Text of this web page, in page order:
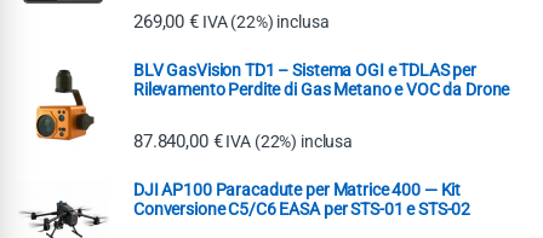
269,00€ IVA (22%) inclusa
BLV GasVision TD1 – Sistema OGI e TDLAS per
Rilevamento Perdite di Gas Metano e VOC da Drone
87.840,00 € IVA (22%) inclusa
DJI AP100 Paracadute per Matrice 400 — Kit
Conversione C5/C6 EASA per STS-01 e STS-02